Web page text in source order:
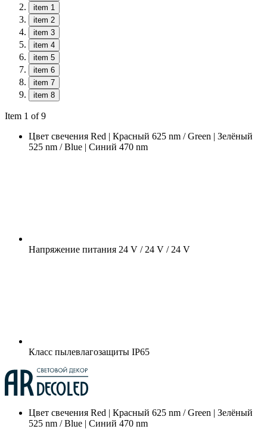
item 1
item 2
item 3
item 4
item 5
item 6
item 7
item 8
Item 1 of 9
Цвет свечения Red | Красный 625 nm / Green | Зелёный
525 nm / Blue | Синий 470 nm
Напряжение питания 24 V / 24 V / 24 V
Класс пылевлагозащиты IP65
Цвет свечения Red | Красный 625 nm / Green | Зелёный
525 nm / Blue | Синий 470 nm